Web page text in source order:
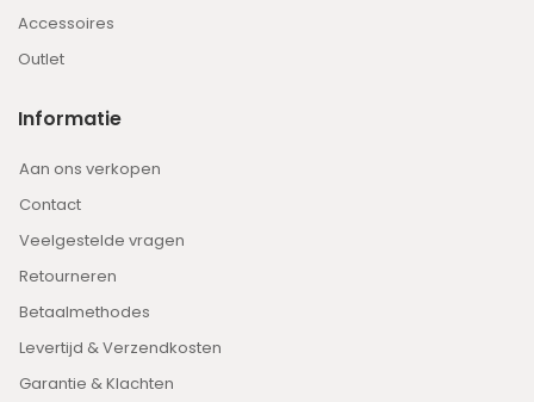
Accessoires
Outlet
Informatie
Aan ons verkopen
Contact
Veelgestelde vragen
Retourneren
Betaalmethodes
Levertijd & Verzendkosten
Garantie & Klachten